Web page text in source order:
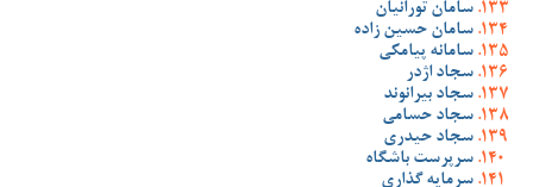
سامان تورانیان
سامان حسین زاده
سامانه پیامکی
سجاد اژدر
سجاد بیرانوند
سجاد حسامی
سجاد حیدری
سرپرست باشگاه
سرمایه گذاری